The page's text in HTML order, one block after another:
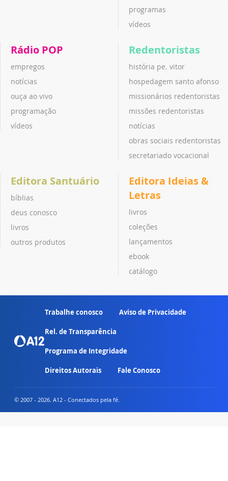
programas
vídeos
Rádio POP
empregos
notícias
ouça ao vivo
programação
vídeos
Redentoristas
história pe. vitor
hospedagem santo afonso
missionários redentoristas
missões redentoristas
notícias
obras sociais redentoristas
secretariado vocacional
Editora Santuário
bíblias
deus conosco
livros
outros produtos
Editora Ideias &
Letras
livros
coleções
lançamentos
ebook
catálogo
Trabalhe conosco Aviso de Privacidade
Rel. de Transparência
Programa de Integridade
Direitos Autorais Fale Conosco
© 2007 - 2026. A12 - Conectados pela fé.